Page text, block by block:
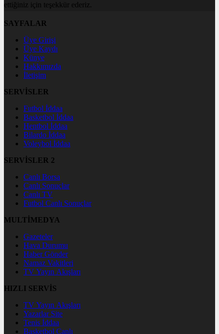
ettiğiniz için teşekkür ederiz.
SAYFALAR
Üye Girişi
Üye Kaydı
Künye
Hakkımızda
İletişim
SERVİSLER
Futbol İddaa
Basketbol İddaa
Hentbol İddaa
Bilardo İddaa
Voleybol İddaa
SERVİSLER 2
Canlı Borsa
Canlı Sonuçlar
Canlı TV
Futbol Canlı Sonuçlar
MULTİMEDYA
Gazeteler
Hava Durumu
Haber Gönder
Namaz Vakitleri
TV Yayın Akışları
HIZLI SERVİS
TV Yayın Akışları
Yazarlar Site
Tenis İddaa
Basketbol Canlı